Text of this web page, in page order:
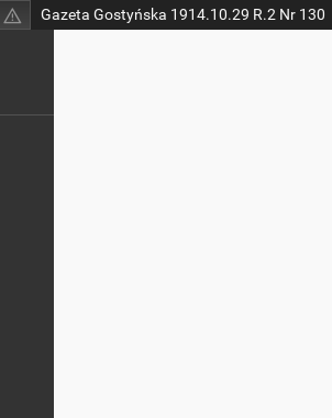
Gazeta Gostyńska 1914.10.29 R.2 Nr 130